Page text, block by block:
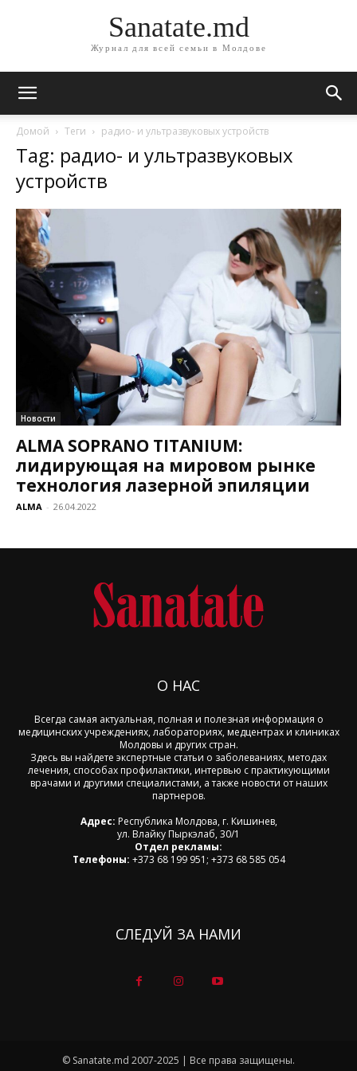
Sanatate.md
Журнал для всей семьи в Молдове
Домой Теги радио- и ультразвуковых устройств
Tag: радио- и ультразвуковых
устройств
Новости
ALMA SOPRANO TITANIUM:
лидирующая на мировом рынке
технология лазерной эпиляции
ALMA - 26.04.2022
О НАС
Всегда самая актуальная, полная и полезная информация о
медицинских учреждениях, лабораториях, медцентрах и клиниках
Молдовы и других стран.
Здесь вы найдете экспертные статьи о заболеваниях, методах
лечения, способах профилактики, интервью с практикующими
врачами и другими специалистами, а также новости от наших
партнеров.
Адрес: Республика Молдова, г. Кишинев,
ул. Влайку Пыркэлаб, 30/1
Отдел рекламы:
Телефоны: +373 68 199 951; +373 68 585 054
СЛЕДУЙ ЗА НАМИ
© Sanatate.md 2007-2025 | Все права защищены.